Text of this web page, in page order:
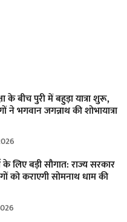
के बीच पुरी में बहुड़ा यात्रा शुरू,
ने भगवान जगन्नाथ की शोभायात्रा
के लिए बड़ी सौगात: राज्य सरकार
को कराएगी सोमनाथ धाम की